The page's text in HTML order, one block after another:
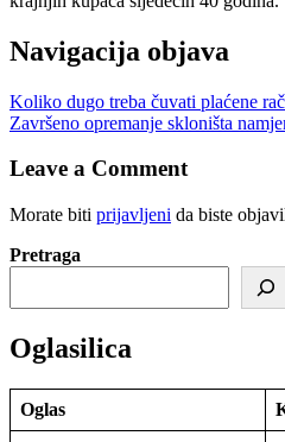
Navigacija objava
Koliko dugo treba čuvati plaćene
Završeno opremanje skloništa
Leave a Comment
Morate biti prijavljeni da biste
Pretraga
Oglasilica
Oglas